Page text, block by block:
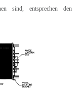
sind, entsprechen den